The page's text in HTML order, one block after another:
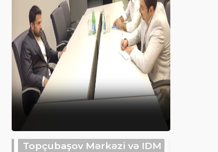
Topçubaşov Mərkəzi və IDM